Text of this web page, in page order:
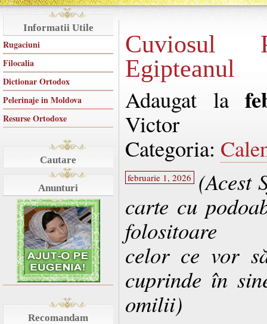
Informatii Utile
Rugaciuni
Filocalia
Dictionar Ortodox
Pelerinaje in Moldova
Resurse Ortodoxe
Cautare
Anunturi
Recomandam
Cuviosul
Egipteanul
Adaugat la
Victor
Categoria:
februarie 1, 2026
(Acest
carte cu
folositoare
celor ce vor
cuprinde în
omilii)